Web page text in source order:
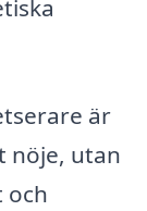
är
nöje, utan
och